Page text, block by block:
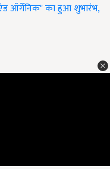
एंड ऑर्गेनिक" का हुआ शुभारंभ,